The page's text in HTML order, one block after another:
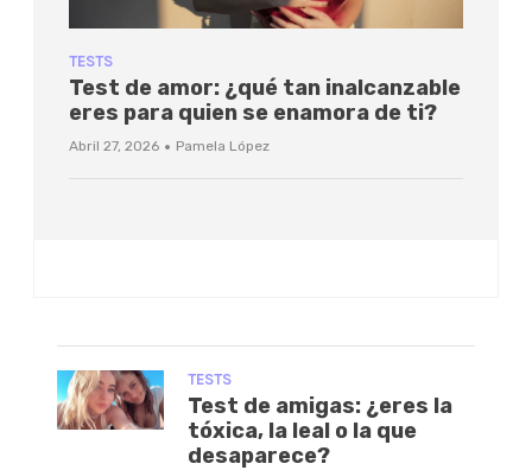
TESTS
Test de amor: ¿qué tan inalcanzable
eres para quien se enamora de ti?
Abril 27, 2026 · Pamela López
TESTS
Test de amigas: ¿eres la
tóxica, la leal o la que
desaparece?